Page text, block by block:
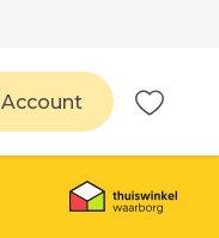
Account